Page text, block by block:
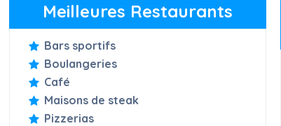
Meilleures Restaurants
Bars sportifs
Boulangeries
Café
Maisons de steak
Pizzerias